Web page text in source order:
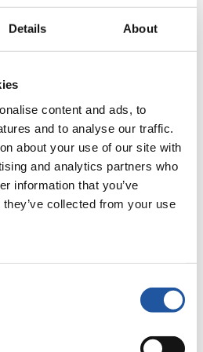
Details About
content and ads, to
and to analyse our traffic.
about your use of our site with
and analytics partners who
information that you’ve
collected from your use
2024
für Presse- und Medienvertreter. Sie
und Informationen zu
Sie Ihre Medienakkreditierung
Rennrodelsports einsehen und